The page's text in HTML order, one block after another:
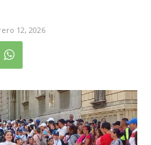
12, 2026